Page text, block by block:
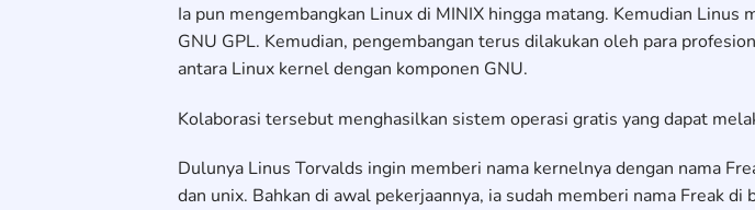
Ia pun mengembangkan Linux di MINIX hingga matang. Kemudian Linus
GNU GPL. Kemudian, pengembangan terus dilakukan oleh para
antara Linux kernel dengan komponen GNU.
Kolaborasi tersebut menghasilkan sistem operasi gratis yang dapat
Dulunya Linus Torvalds ingin memberi nama kernelnya dengan nama
dan unix. Bahkan di awal pekerjaannya, ia sudah memberi nama Freak di